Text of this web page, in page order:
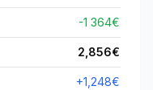
-1 364€
2,856€
+1,248€